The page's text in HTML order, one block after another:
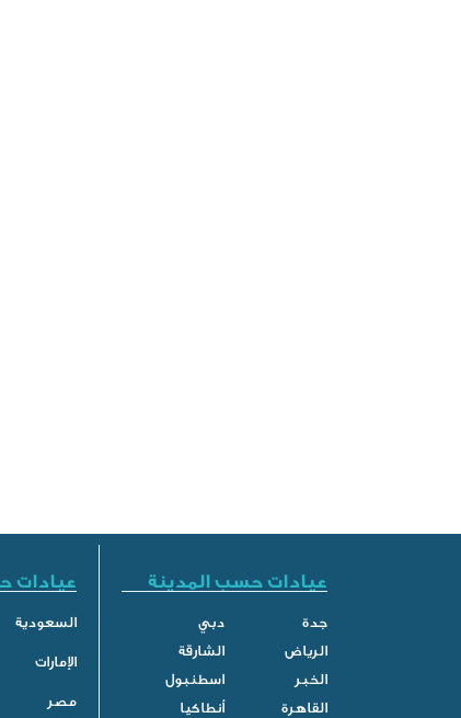
عيادات حسب المدينة
جدة
دبي
الرياض
الشارقة
الخبر
اسطنبول
القاهرة
أنطاكيا
عيادات
السعودية
الإمارات
مصر